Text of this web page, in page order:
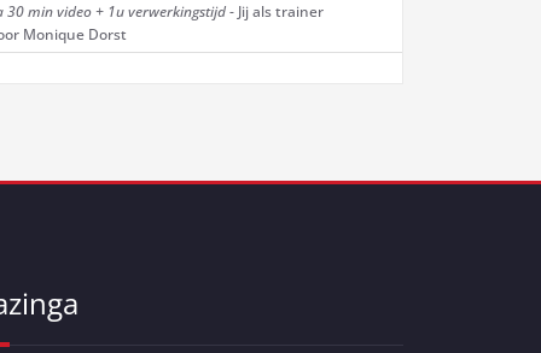
30 minvideo + 1u verwerkingstijd- Jij als trainer
Monique Dorst